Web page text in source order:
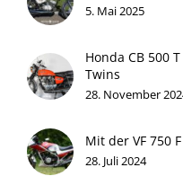
5. Mai 2025
Honda CB 500
Twins
28. November
Mit der VF 750
28. Juli 2024